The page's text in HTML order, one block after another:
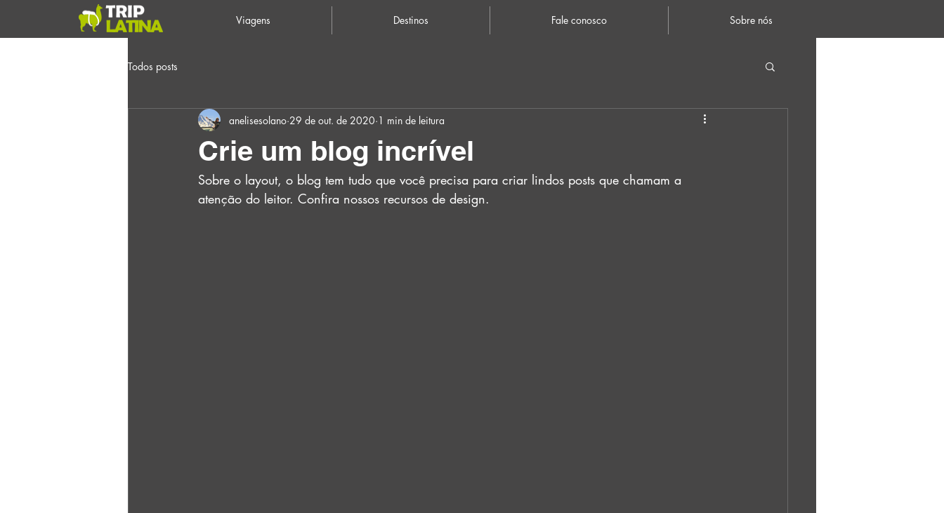
Viagens Destinos Fale conosco Sobre nós
Todos posts
Crie um blog incrível
anelisesolano 29 de out. de 2020 1 min de leitura
Sobre o layout, o blog tem tudo que você precisa para criar lindos posts que chamam a
atenção do leitor. Confira nossos recursos de design.